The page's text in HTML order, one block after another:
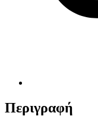
Περιγραφή